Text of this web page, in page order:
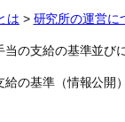
は > 研究所の運営に
当の支給の基準並び
の基準（情報公開）